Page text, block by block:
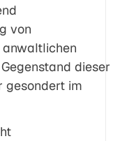
von
dieser
gesondert im